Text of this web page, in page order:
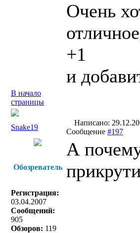
Очень
+1
и
В начало
страницы
Snake19
Написано:
Сообщение #197
Обозреватель
Регистрация:
03.04.2007
Сообщений:
905
Обзоров: 119
А